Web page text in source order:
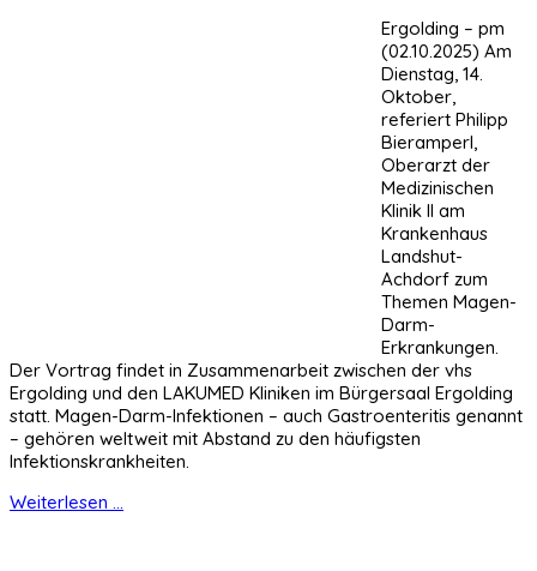
Ergolding – pm
(02.10.2025) Am
Dienstag, 14.
Oktober,
referiert Philipp
Bieramperl,
Oberarzt der
Medizinischen
Klinik II am
Krankenhaus
Landshut-
Achdorf zum
Themen Magen-
Darm-
Erkrankungen.
Der Vortrag findet in Zusammenarbeit zwischen der vhs
Ergolding und den LAKUMED Kliniken im Bürgersaal Ergolding
statt. Magen-Darm-Infektionen – auch Gastroenteritis genannt
– gehören weltweit mit Abstand zu den häufigsten
Infektionskrankheiten.
Weiterlesen ...